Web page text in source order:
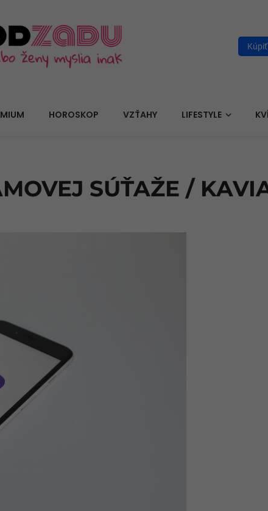
HOROSKOP VZŤAHY LIFESTYLE
SÚŤAŽE /